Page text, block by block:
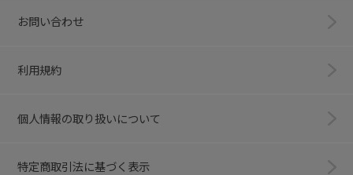
お問い合わせ
利用規約
個人情報の取り扱いについて
特定商取引法に基づく表示